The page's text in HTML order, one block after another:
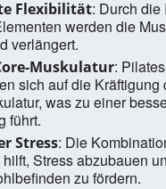
Flexibilität: Durch die
werden die
verlängert.
Muskulatur:
sich auf die Kräftigung
was zu einer
führt.
Stress: Die
Stress abzubauen
zu fördern.